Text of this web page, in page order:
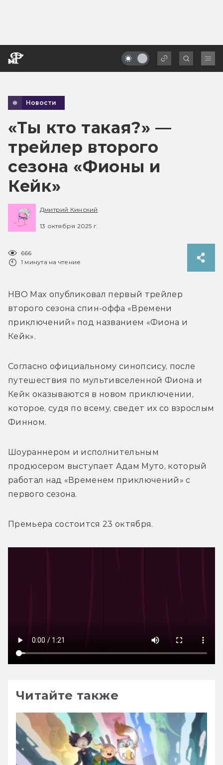
Новости
«Ты кто такая?» —
трейлер второго
сезона «Фионы и
Кейк»
Дмитрий Кинский
13 октября 2025 г.
666
1 минута на чтение
HBO Max опубликовал первый трейлер
второго сезона спин-оффа «Времени
приключений» под названием «Фиона и
Кейк».
Согласно официальному синопсису, после
путешествия по мультивселенной Фиона и
Кейк оказываются в новом приключении,
которое, судя по всему, сведет их со взрослым
Финном.
Шоураннером и исполнительным
продюсером выступает Адам Муто, который
работал над «Временем приключений» с
первого сезона.
Премьера состоится 23 октября.
Читайте также